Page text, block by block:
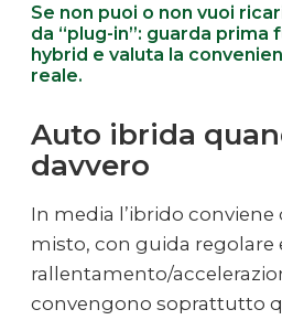
Se non puoi o non vuoi
da “plug-in”: guarda prima
hybrid e valuta la
reale.
Auto ibrida
davvero
In media l’ibrido
misto, con guida regolare
rallentamento/
convengono soprattutto